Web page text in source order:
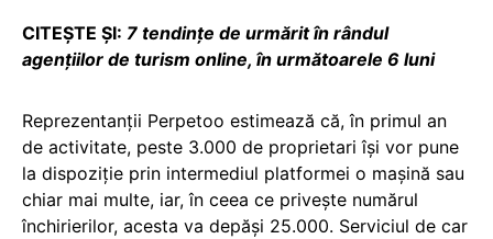
CITEȘTE ȘI: 7 tendințe de urmărit în rândul
agențiilor de turism online, în următoarele 6 luni
Reprezentanții Perpetoo estimează că, în primul an
de activitate, peste 3.000 de proprietari își vor pune
la dispoziție prin intermediul platformei o mașină sau
chiar mai multe, iar, în ceea ce privește numărul
închirierilor, acesta va depăși 25.000. Serviciul de car